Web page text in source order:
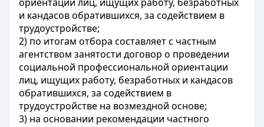
и кандасов обратившихся, за содействием в
трудоустройстве;
2) по итогам отбора составляет с частным
агентством занятости договор о проведении
социальной профессиональной ориентации
лиц, ищущих работу, безработных и кандасов
обратившихся, за содействием в
трудоустройстве на возмездной основе;
3) на основании рекомендации частного